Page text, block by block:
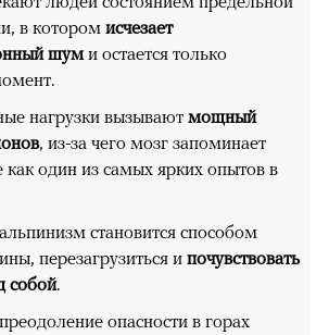
в которомисчезает
шуми остается только
нагрузки вызывают мощный
, из-за чего мозг запоминает
как один из самых ярких опытов в
становится способом
перезагрузиться и почувствовать
собой.
опасности в горах